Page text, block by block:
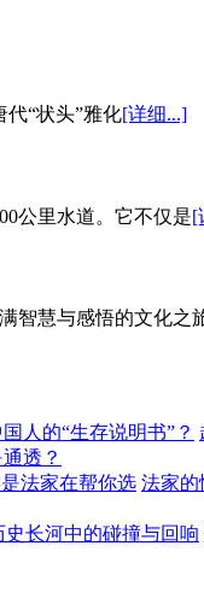
代“状头”雅化[详细...]
公里水道。它不仅是[
智慧与感悟的文化之
人的“生存说明书”？
透？
法家在帮你选 法家的
长河中的碰撞与回响